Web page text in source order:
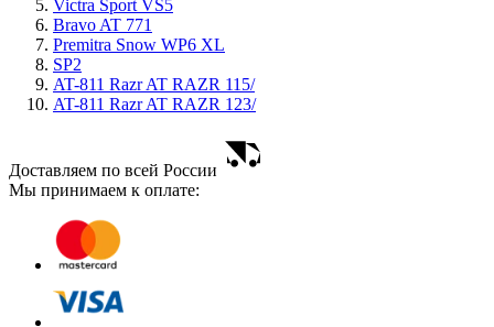
Victra Sport VS5
Bravo AT 771
Premitra Snow WP6 XL
SP2
AT-811 Razr AT RAZR 115/
AT-811 Razr AT RAZR 123/
Доставляем по всей России
Мы принимаем к оплате: